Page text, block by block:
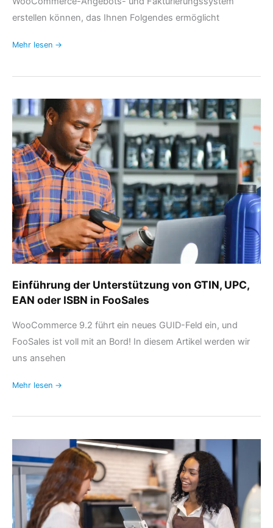
erstellen können, das Ihnen Folgendes ermöglicht
Mehr lesen →
Einführung der Unterstützung von GTIN, UPC,
EAN oder ISBN in FooSales
WooCommerce 9.2 führt ein neues GUID-Feld ein, und
FooSales ist voll mit an Bord! In diesem Artikel werden wir
uns ansehen
Einführung
der
Unterstützung
von
GTIN,
UPC,
EAN
oder
ISBN
in
FooSales
Mehr lesen →
5
wichtigsten
WooCommerce
POS-
Fragen